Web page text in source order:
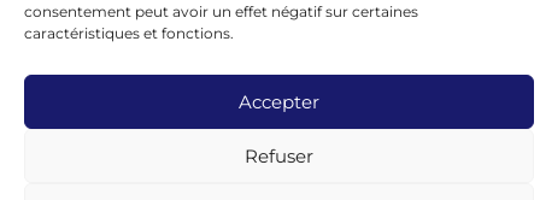
consentement peut avoir un effet négatif sur certaines
caractéristiques et fonctions.
Accepter
Refuser
© 2024 - UGSEL BRETAGNE -
Légales